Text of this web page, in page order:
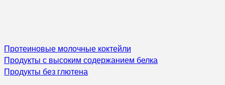
Протеиновые молочные коктейли
Продукты с высоким содержанием белка
Продукты без глютена